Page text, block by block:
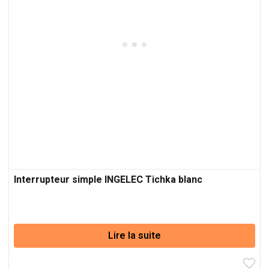
Interrupteur simple INGELEC Tichka blanc
Lire la suite